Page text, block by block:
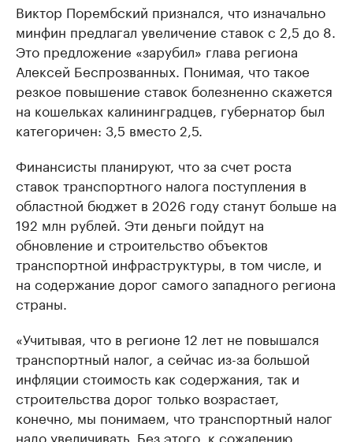
Виктор Порембский признался, что изначально
минфин предлагал увеличение ставок с 2,5 до 8.
Это предложение «зарубил» глава региона
Алексей Беспрозванных. Понимая, что такое
резкое повышение ставок болезненно скажется
на кошельках калининградцев, губернатор был
категоричен: 3,5 вместо 2,5.
Финансисты планируют, что за счет роста
ставок транспортного налога поступления в
областной бюджет в 2026 году станут больше на
192 млн рублей. Эти деньги пойдут на
обновление и строительство объектов
транспортной инфраструктуры, в том числе, и
на содержание дорог самого западного региона
страны.
«Учитывая, что в регионе 12 лет не повышался
транспортный налог, а сейчас из-за большой
инфляции стоимость как содержания, так и
строительства дорог только возрастает,
конечно, мы понимаем, что транспортный налог
надо увеличивать. Без этого, к сожалению